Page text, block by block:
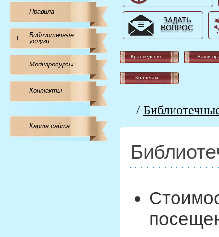
Правила
+
Библиотечные
услуги
Медиаресурсы
Контакты
Карта сайта
ЗАДАТЬ
ВОПРОС
Краеведение Ваши
Коллегам
/